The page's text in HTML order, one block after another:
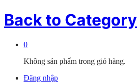
Back to Category
0
Không sản phẩm trong giỏ hàng.
Đăng nhập